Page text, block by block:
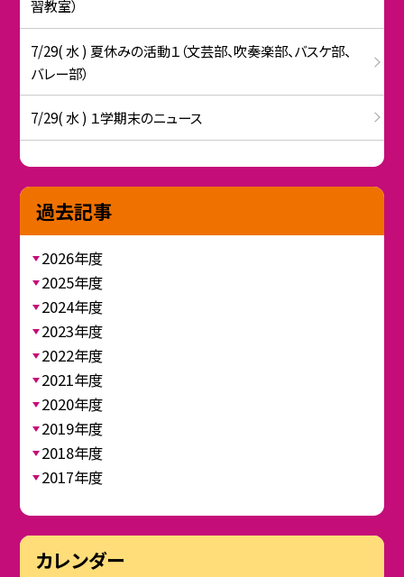
習教室）
7/29( 水 ) 夏休みの活動１（文芸部、吹奏楽部、バスケ部、
バレー部）
7/29( 水 ) １学期末のニュース
過去記事
2026年度
2025年度
2024年度
2023年度
2022年度
2021年度
2020年度
2019年度
2018年度
2017年度
カレンダー